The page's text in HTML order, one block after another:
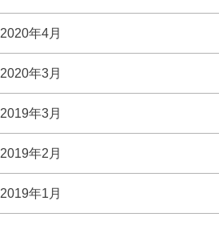
2020年4月
2020年3月
2019年3月
2019年2月
2019年1月